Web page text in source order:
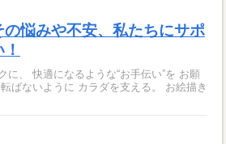
悩みや不安、私たちにサポ
に、 快適になるような“お手伝い”を お願